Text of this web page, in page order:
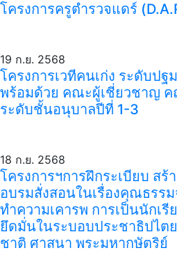
โครงการครูตำรวจแดร์
19 ก.ย. 2568
โครงการเวทีคนเก่ง ระดับป
พร้อมด้วย คณะผู้เชี่ยวชาญ
ระดับชั้นอนุบาลปีที่ 1-3
18 ก.ย. 2568
โครงการฯการฝึกระเบียบ สร้
อบรมสั่งสอนในเรื่องคุณธรร
ทำความเคารพ การเป็นนักเ
ยึดมั่นในระบอบประชาธิปไต
ชาติ ศาสนา พระมหากษัตริย์